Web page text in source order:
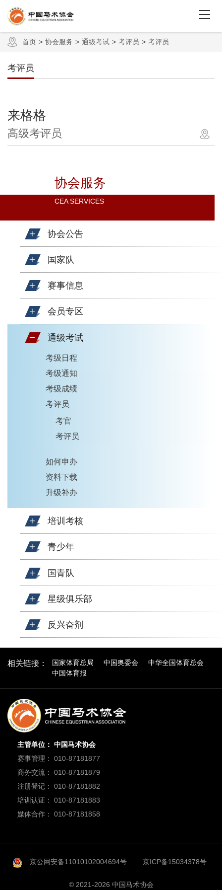
首页 协会服务 通级考试 考评员 考评员
协会服务
CEA SERVICES
协会公告
国家队
赛事信息
会员专区
通级考试
考级日程
考级通知
考级成绩
考评员
考官
考评员
如何申办
资料下载
升级补办
培训考核
青少年
国青队
星级俱乐部
反兴奋剂
考评员
来格格
高级考评员
相关链接： 国家体育总局 中国奥委会
中华全国体育总会
中国体育报
主管单位： 中国马术协会
赛事管理： 010-87181877
商务交流： 010-87181879
注册登记： 010-87181882
培训认证： 010-87181883
媒体合作： 010-87181858
京公网安备11010102004694号 京ICP备15034378号
© 2021-2026 中国马术协会